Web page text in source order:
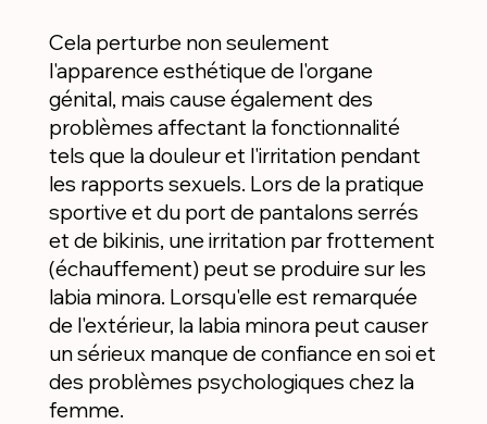
Cela perturbe non seulement
l'apparence esthétique de l'organe
génital, mais cause également des
problèmes affectant la fonctionnalité
tels que la douleur et l'irritation pendant
les rapports sexuels. Lors de la pratique
sportive et du port de pantalons serrés
et de bikinis, une irritation par frottement
(échauffement) peut se produire sur les
labia minora. Lorsqu'elle est remarquée
de l'extérieur, la labia minora peut causer
un sérieux manque de confiance en soi et
des problèmes psychologiques chez la
femme.